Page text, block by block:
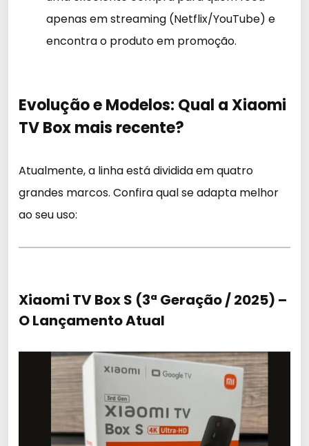
apenas em streaming (Netflix/YouTube) e
encontra o produto em promoção.
Evolução e Modelos: Qual a Xiaomi
TV Box mais recente?
Atualmente, a linha está dividida em quatro
grandes marcos. Confira qual se adapta melhor
ao seu uso:
Xiaomi TV Box S (3ª Geração / 2025) –
O Lançamento Atual